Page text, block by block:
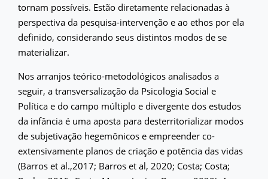
tornam possíveis. Estão diretamente relacionadas à
perspectiva da pesquisa-intervenção e ao ethos por ela
definido, considerando seus distintos modos de se
materializar.
Nos arranjos teórico-metodológicos analisados a
seguir, a transversalização da Psicologia Social e
Política e do campo múltiplo e divergente dos estudos
da infância é uma aposta para desterritorializar modos
de subjetivação hegemônicos e empreender co-
extensivamente planos de criação e potência das vidas
(Barros et al.,2017; Barros et al, 2020; Costa; Costa;